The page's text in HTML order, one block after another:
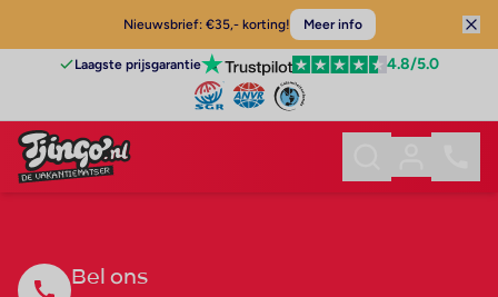
Nieuwsbrief: €35,- korting! Meer info
Laagste prijsgarantie 4.8/5.0
Bel ons